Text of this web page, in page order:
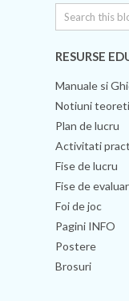
RESURSE
Manuale si
Notiuni
Plan de lucru
Activitati
Fise de lucru
Fise de
Foi de joc
Pagini INFO
Postere
Brosuri